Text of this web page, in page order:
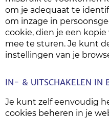
om je adequaat te
om inzage in
cookie, dien je een
mee te sturen. Je kunt
instellingen van je
IN- & UITSCHAKELEN IN
Je kunt zelf eenvoudig
cookies beheren in je